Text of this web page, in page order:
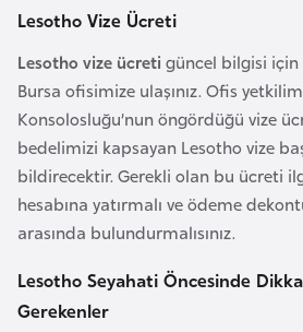
Lesotho Vize Ücreti
Lesotho vize ücreti güncel bilgisi için
Bursa ofisimize ulaşınız. Ofis
Konsolosluğu’nun öngördüğü vize
bedelimizi kapsayan Lesotho vize
bildirecektir. Gerekli olan bu ücreti
hesabına yatırmalı ve ödeme
arasında bulundurmalısınız.
Lesotho Seyahati Öncesinde
Gerekenler
e
i
C
e
i
r